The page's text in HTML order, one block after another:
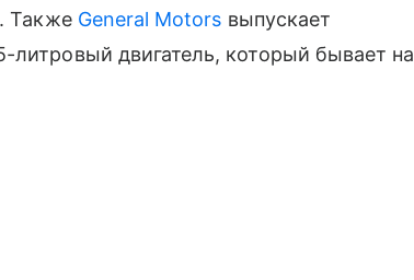
Также General Motors выпускает
двигатель, который бывает на